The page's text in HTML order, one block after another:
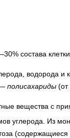
состава клетки.
водорода и
полисахариды (от
вещества с
углерода. Из